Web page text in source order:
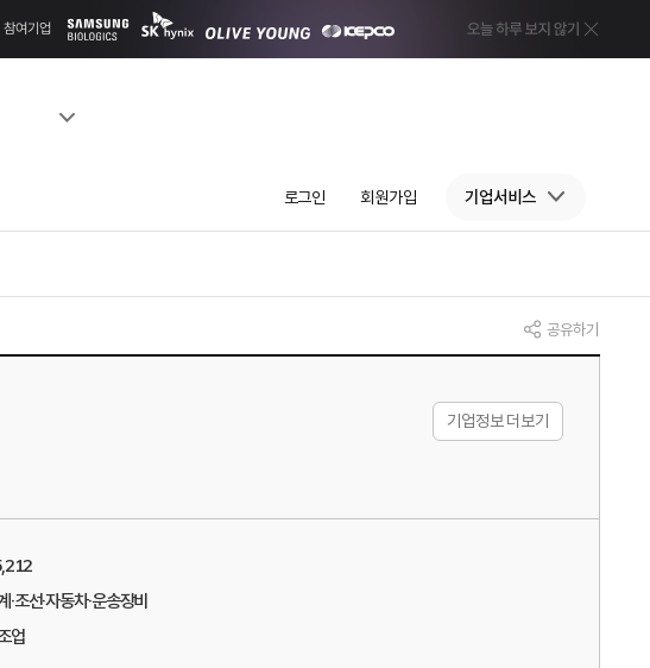
로그인 회원가입 기업서비스
공유하기
기업정보 더보기
·조선·자동차·운송장비
업